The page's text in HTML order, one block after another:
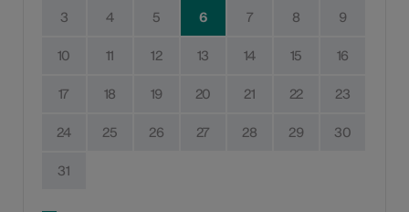
3 4 5 6 7 8 9
10 11 12 13 14 15 16
17 18 19 20 21 22 23
24 25 26 27 28 29 30
31